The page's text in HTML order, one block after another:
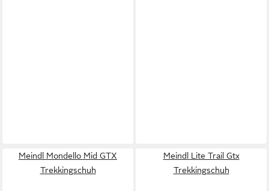
Meindl Mondello Mid GTX
Trekkingschuh
Meindl Lite Trail Gtx
Trekkingschuh